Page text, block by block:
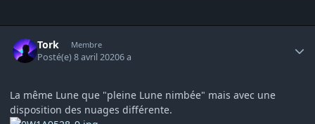
Tork Membre
Posté(e)8 avril 20206 a
La même Lune que "pleine Lune nimbée" mais avec une
disposition des nuages différente.